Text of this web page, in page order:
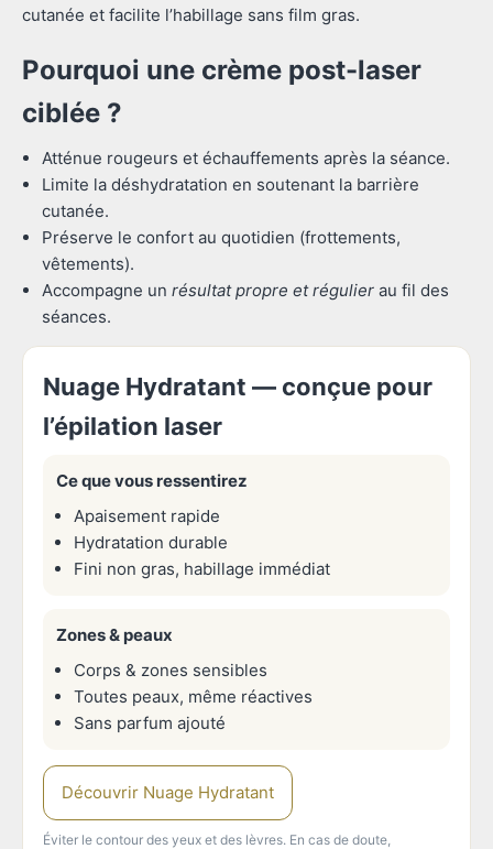
cutanée et facilite l’habillage sans film gras.
Pourquoi une crème post-laser
ciblée ?
Atténue rougeurs et échauffements après la séance.
Limite la déshydratation en soutenant la barrière
cutanée.
Préserve le confort au quotidien (frottements,
vêtements).
Accompagne un résultat propre et régulier au fil des
séances.
Nuage Hydratant — conçue pour
l’épilation laser
Ce que vous ressentirez
Apaisement rapide
Hydratation durable
Fini non gras, habillage immédiat
Zones & peaux
Corps & zones sensibles
Toutes peaux, même réactives
Sans parfum ajouté
Découvrir Nuage Hydratant
Éviter le contour des yeux et des lèvres. En cas de doute,